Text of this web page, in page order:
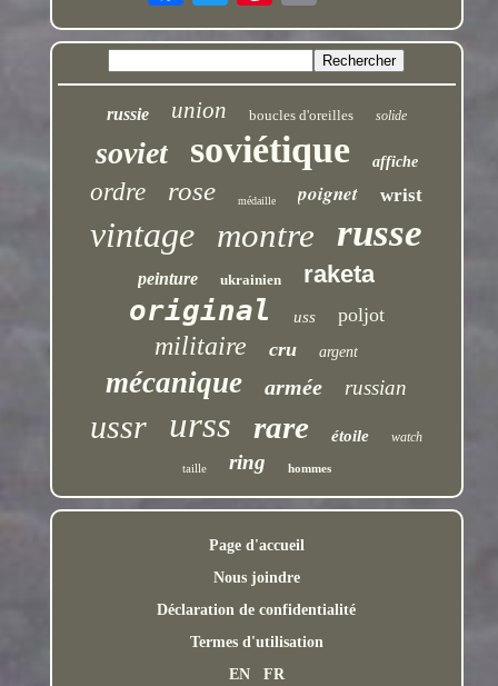
russie union boucles d'oreilles solide
soviet soviétique affiche
ordre rose médaille poignet wrist
vintage montre russe
peinture ukrainien raketa
original uss poljot
militaire cru argent
mécanique armée russian
ussr urss rare étoile watch
taille ring hommes
Page d'accueil
Nous joindre
Déclaration de confidentialité
Termes d'utilisation
EN
FR